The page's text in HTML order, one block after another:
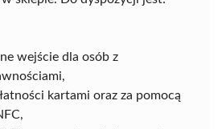
wejście dla osób z
kartami oraz za pomocą